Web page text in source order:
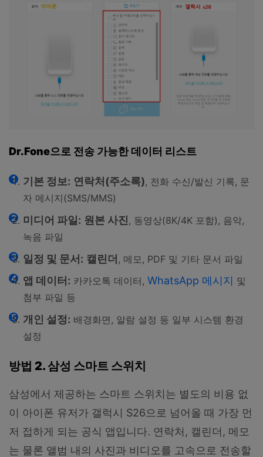
Dr.Fone으로 전송 가능한 데이터 리스트
기본 정보: 연락처(주소록), 전화 수신/발신 기록, 문
자 메시지(SMS/MMS)
미디어 파일: 원본 사진 , 동영상(8K/4K 포함), 음악,
녹음 파일
일정 및 문서: 캘린더 , 메모, PDF 및 기타 문서 파일
앱 데이터: 카카오톡 데이터, WhatsApp 메시지 및
첨부 파일 등
개인 설정: 배경화면, 알람 설정 등 일부 시스템 환경
설정
방법 2. 삼성 스마트 스위치
삼성에서 제공하는 스마트 스위치는 별도의 비용 없
이 아이폰 유저가 갤럭시 S26으로 넘어올 때 가장 먼
저 접하게 되는 공식 앱입니다. 연락처, 캘린더, 메모
는 물론 앨범 내의 사진과 비디오를 고속으로 전송할